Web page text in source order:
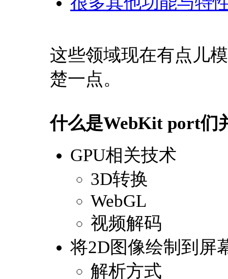
这些领域现在有点儿
楚一点。
什么是WebKit port们
GPU相关技术
3D转换
WebGL
视频解码
将2D图像绘制到屏
解析方式